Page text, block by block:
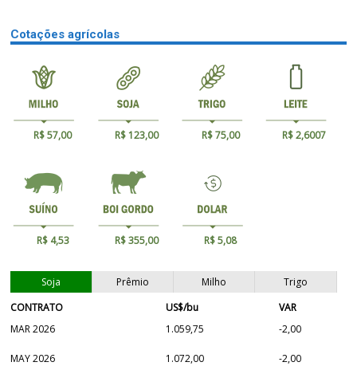
Cotações agrícolas
R$ 57,00 R$ 123,00 R$ 75,00 R$ 2,6007
R$ 4,53 R$ 355,00 R$ 5,08
Soja Prêmio Milho
Trigo
CONTRATO
US$/bu
VAR
MAR 2026
1.059,75 -2,00
MAY 2026 1.072,00 -2,00